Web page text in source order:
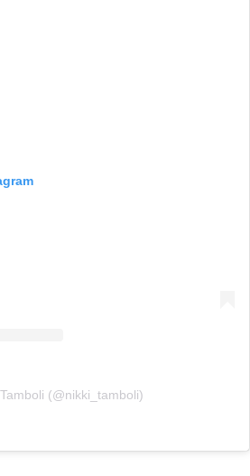
(@nikki_tamboli)